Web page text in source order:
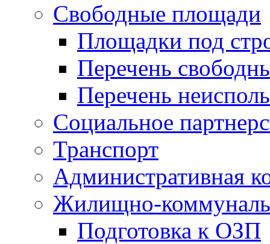
Свободные площади
Площадки под
Перечень
Перечень
Социальное
Транспорт
Административная
Жилищно-
Подготовка к ОЗП